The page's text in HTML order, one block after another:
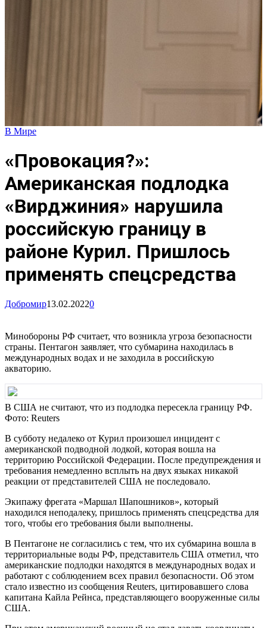
В Мире
«Провокация?»:
Американская подлодка
«Вирджиния» нарушила
российскую границу в
районе Курил. Пришлось
применять спецсредства
Добромир13.02.20220
Минобороны РФ считает, что возникла угроза безопасности
страны. Пентагон заявляет, что субмарина находилась в
международных водах и не заходила в российскую
акваторию.
В США не считают, что из подлодка пересекла границу РФ.
Фото: Reuters
В субботу недалеко от Курил произошел инцидент с
американской подводной лодкой, которая вошла на
территорию Российской Федерации. После предупреждения и
требования немедленно всплыть на двух языках никакой
реакции от представителей США не последовало.
Экипажу фрегата «Маршал Шапошников», который
находился неподалеку, пришлось применять спецсредства для
того, чтобы его требования были выполнены.
В Пентагоне не согласились с тем, что их субмарина вошла в
территориальные воды РФ, представитель США отметил, что
американские подлодки находятся в международных водах и
работают с соблюдением всех правил безопасности. Об этом
стало известно из сообщения Reuters, цитировавшего слова
капитана Кайла Рейнса, представляющего вооруженные силы
США.